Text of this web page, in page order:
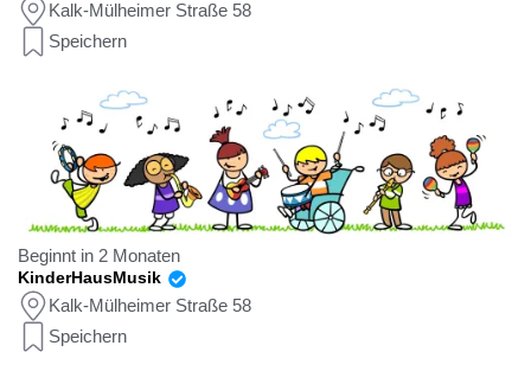
Kalk-Mülheimer Straße 58
Speichern
Beginnt in 2 Monaten
KinderHausMusik
Kalk-Mülheimer Straße 58
Speichern